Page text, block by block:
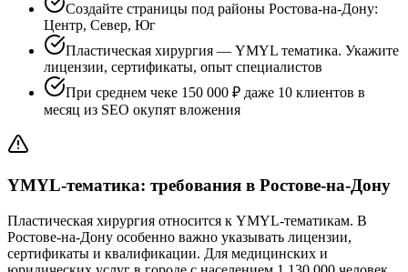
Создайте страницы под районы Ростова-на-Дону:
Центр, Север, Юг
Пластическая хирургия — YMYL тематика. Укажите
лицензии, сертификаты, опыт специалистов
При среднем чеке 150 000 ₽ даже 10 клиентов в
месяц из SEO окупят вложения
YMYL-тематика: требования в Ростове-на-Дону
Пластическая хирургия относится к YMYL-тематикам. В
Ростове-на-Дону особенно важно указывать лицензии,
сертификаты и квалификации. Для медицинских и